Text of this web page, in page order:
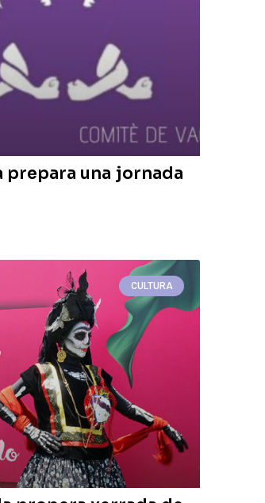
prepara una jornada
CULTURA